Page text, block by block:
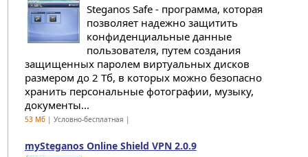
Steganos Safe - программа, которая
позволяет надежно защитить
конфиденциальные данные
пользователя, путем создания
защищенных паролем виртуальных дисков
размером до 2 Тб, в которых можно безопасно
хранить персональные фотографии, музыку,
документы...
53 Мб| Условно-бесплатная |
mySteganos Online Shield VPN 2.0.9